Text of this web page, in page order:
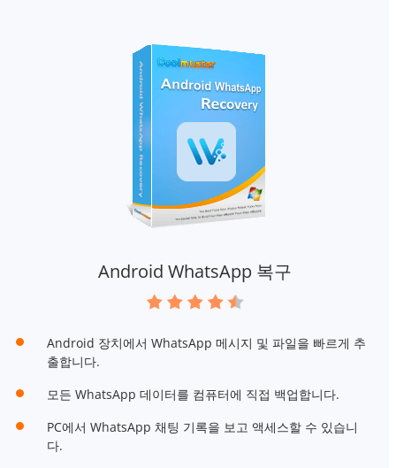
Android WhatsApp 복구
Android 장치에서 WhatsApp 메시지 및 파일을 빠르게 추
출합니다.
모든 WhatsApp 데이터를 컴퓨터에 직접 백업합니다.
PC에서 WhatsApp 채팅 기록을 보고 액세스할 수 있습니
다.